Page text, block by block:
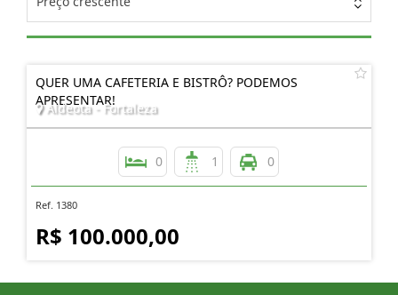
QUER UMA CAFETERIA E BISTRÔ? PODEMOS
APRESENTAR!
Aldeota - Fortaleza
0 1 0
Ref. 1380
R$ 100.000,00